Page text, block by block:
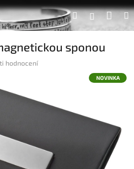
Hledat
sponou
hodnocení
NOVINKA